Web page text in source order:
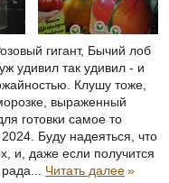
гигант, Бычий лоб
удивил так удивил - и
Клушу тоже,
выраженный
готовки самое то
Буду надеяться, что
и, даже если получится
Читать далее»